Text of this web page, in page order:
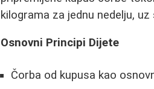
kilograma za jednu nedelju,
Osnovni Principi Dijete
Čorba od kupusa kao